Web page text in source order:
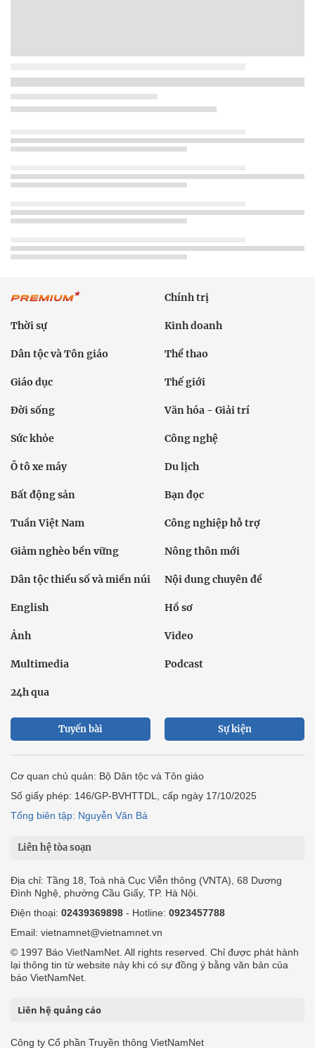
Chính trị
Thời sự Kinh doanh
Dân tộc và Tôn giáo Thể thao
Giáo dục Thế giới
Đời sống Văn hóa - Giải trí
Sức khỏe Công nghệ
Ô tô xe máy Du lịch
Bất động sản Bạn đọc
Tuần Việt Nam Công nghiệp hỗ trợ
Giảm nghèo bền vững Nông thôn mới
Dân tộc thiểu số và miền núi Nội dung chuyên đề
English Hồ sơ
Ảnh Video
Multimedia Podcast
24h qua
Tuyến bài Sự kiện
Cơ quan chủ quản: Bộ Dân tộc và Tôn giáo
Số giấy phép: 146/GP-BVHTTDL, cấp ngày 17/10/2025
Tổng biên tập: Nguyễn Văn Bá
Liên hệ tòa soạn
Địa chỉ: Tầng 18, Toà nhà Cục Viễn thông (VNTA), 68 Dương
Đình Nghệ, phường Cầu Giấy, TP. Hà Nội.
Điện thoại: 02439369898 - Hotline: 0923457788
Email: vietnamnet@vietnamnet.vn
© 1997 Báo VietNamNet. All rights reserved. Chỉ được phát hành
lại thông tin từ website này khi có sự đồng ý bằng văn bản của
báo VietNamNet.
Liên hệ quảng cáo
Công ty Cổ phần Truyền thông VietNamNet